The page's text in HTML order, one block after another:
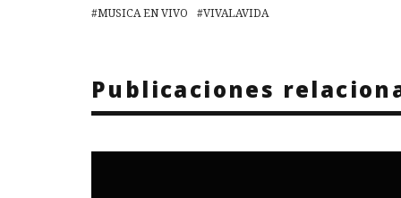
MUSICA EN VIVO
VIVALAVIDA
Publicaciones